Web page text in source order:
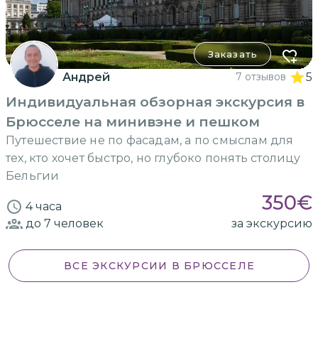
Заказать
Андрей 7 отзывов 5
Индивидуальная обзорная экскурсия в
Брюсселе на минивэне и пешком
Путешествие не по фасадам, а по смыслам для
тех, кто хочет быстро, но глубоко понять столицу
Бельгии
4 часа 350€
до 7 человек за экскурсию
ВСЕ ЭКСКУРСИИ В БРЮССЕЛЕ